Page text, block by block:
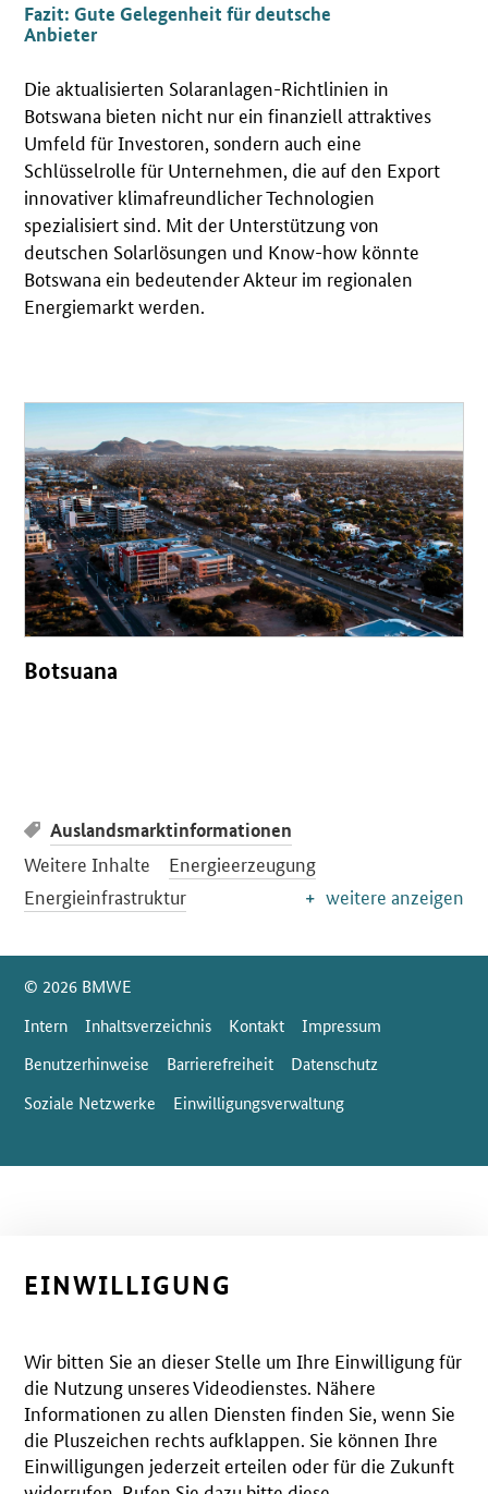
Fazit: Gute Gelegenheit für deutsche
Anbieter
Die aktualisierten Solaranlagen-Richtlinien in
Botswana bieten nicht nur ein finanziell attraktives
Umfeld für Investoren, sondern auch eine
Schlüsselrolle für Unternehmen, die auf den Export
innovativer klimafreundlicher Technologien
spezialisiert sind. Mit der Unterstützung von
deutschen Solarlösungen und Know-how könnte
Botswana ein bedeutender Akteur im regionalen
Energiemarkt werden.
Botsuana
Öffnet Einzelsicht
Auslandsmarktinformationen
Weitere Inhalte
Energieerzeugung
Energieinfrastruktur
weitere anzeigen
SrOnlyServicemenü
© 2026 BMWE
Intern
Inhaltsverzeichnis Kontakt
Impressum
Benutzerhinweise
Barrierefreiheit
Datenschutz
Soziale Netzwerke
Einwilligungsverwaltung
EINWILLIGUNG
Wir bitten Sie an dieser Stelle um Ihre Einwilligung für
die Nutzung unseres Videodienstes. Nähere
Informationen zu allen Diensten finden Sie, wenn Sie
die Pluszeichen rechts aufklappen. Sie können Ihre
Einwilligungen jederzeit erteilen oder für die Zukunft